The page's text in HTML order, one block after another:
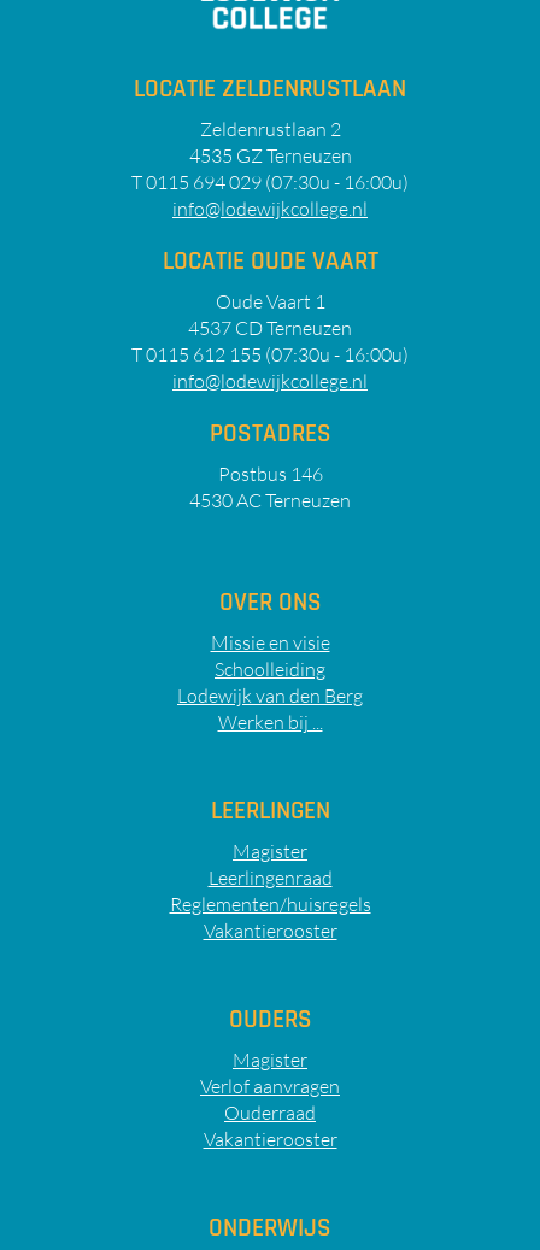
LOCATIE ZELDENRUSTLAAN
Zeldenrustlaan 2
4535 GZ Terneuzen
T 0115 694 029 (07:30u - 16:00u)
info@lodewijkcollege.nl
LOCATIE OUDE VAART
Oude Vaart 1
4537 CD Terneuzen
T 0115 612 155 (07:30u - 16:00u)
info@lodewijkcollege.nl
POSTADRES
Postbus 146
4530 AC Terneuzen
OVER ONS
Missie en visie
Schoolleiding
Lodewijk van den Berg
Werken bij ...
LEERLINGEN
Magister
Leerlingenraad
Reglementen/huisregels
Vakantierooster
OUDERS
Magister
Verlof aanvragen
Ouderraad
Vakantierooster
ONDERWIJS